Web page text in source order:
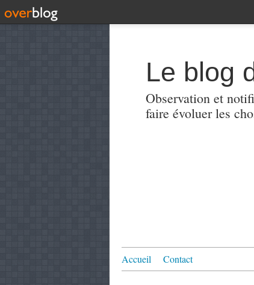
Le blog
Observation et
faire évoluer les
Accueil Contact